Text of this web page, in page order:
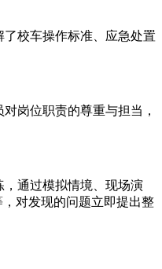
校车操作标准、应急处置
岗位职责的尊重与担当，
通过模拟情境、现场演
对发现的问题立即提出整